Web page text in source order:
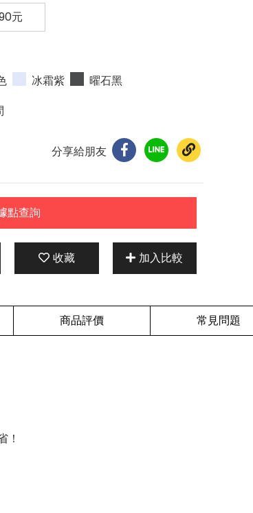
元
冰霜紫
曜石黑
分享給朋友
點查詢
收藏 加入比較
商品評價 常見問題
！